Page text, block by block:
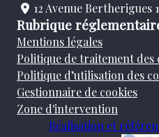
12 Avenue Bertherigues
Rubrique
Mentions légales
Politique de traitement des
Politique d’utilisation des
Gestionnaire de cookies
Zone d'intervention
Réalisation et